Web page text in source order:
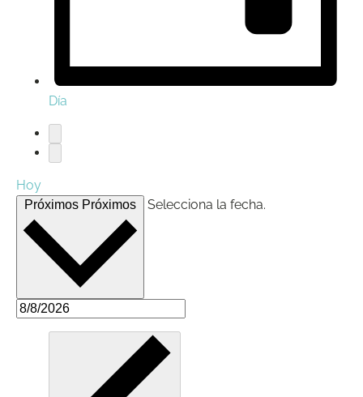
Día
Hoy
Próximos Próximos Selecciona la fecha.